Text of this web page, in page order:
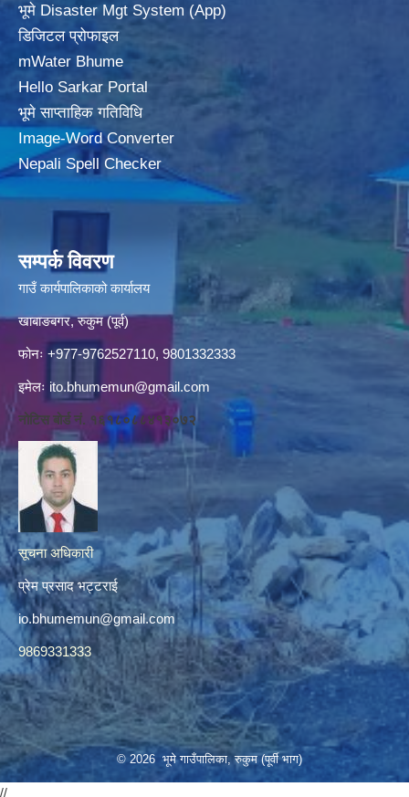
भूमे Disaster Mgt System (App)
डिजिटल प्रोफाइल
mWater Bhume
Hello Sarkar Portal
भूमे साप्ताहिक गतिविधि
Image-Word Converter
Nepali Spell Checker
सम्पर्क विवरण
गाउँ कार्यपालिकाको कार्यालय
खाबाङबगर, रुकुम (पूर्व)
फोनः +977-9762527110, 9801332333
इमेलः ito.bhumemun@gmail.com
नोटिस बोर्ड नं. १६१८०८८४१३०७२
सूचना अधिकारी
प्रेम प्रसाद भट्टराई
io.bhumemun@gmail.com
9869331333
© 2026 भूमे गाउँपालिका, रुकुम (पूर्वी भाग)
//